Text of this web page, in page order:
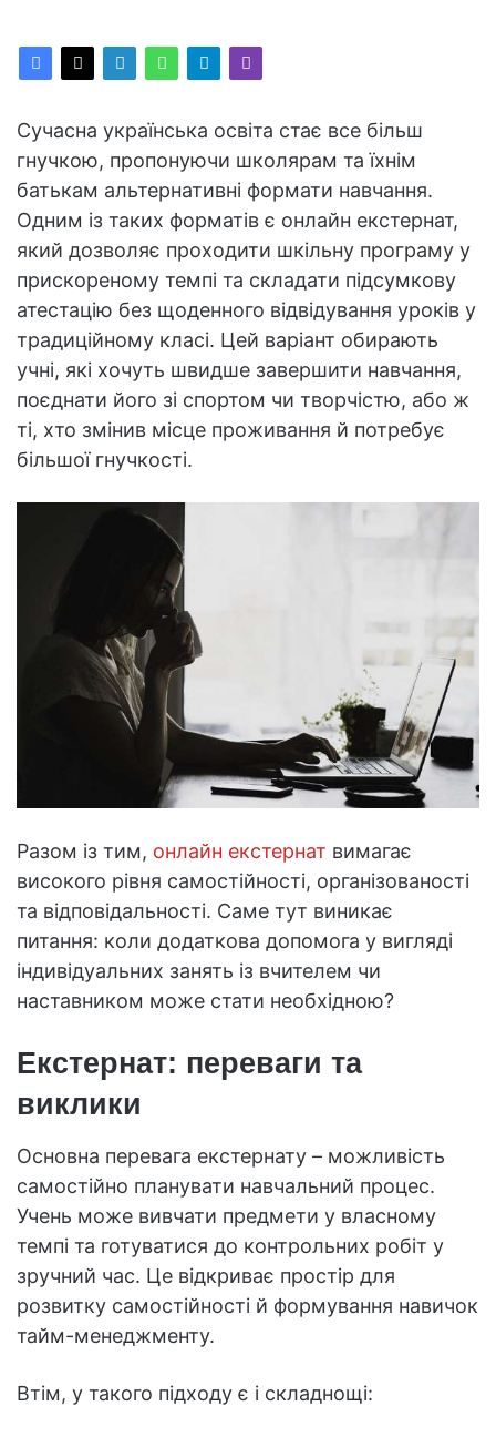
Сучасна українська освіта стає все більш
гнучкою, пропонуючи школярам та їхнім
батькам альтернативні формати навчання.
Одним із таких форматів є онлайн екстернат,
який дозволяє проходити шкільну програму у
прискореному темпі та складати підсумкову
атестацію без щоденного відвідування уроків у
традиційному класі. Цей варіант обирають
учні, які хочуть швидше завершити навчання,
поєднати його зі спортом чи творчістю, або ж
ті, хто змінив місце проживання й потребує
більшої гнучкості.
Разом із тим, онлайн екстернат вимагає
високого рівня самостійності, організованості
та відповідальності. Саме тут виникає
питання: коли додаткова допомога у вигляді
індивідуальних занять із вчителем чи
наставником може стати необхідною?
Екстернат: переваги та
виклики
Основна перевага екстернату – можливість
самостійно планувати навчальний процес.
Учень може вивчати предмети у власному
темпі та готуватися до контрольних робіт у
зручний час. Це відкриває простір для
розвитку самостійності й формування навичок
тайм-менеджменту.
Втім, у такого підходу є і складнощі: